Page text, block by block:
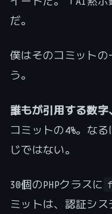
だ。
僕はそのコミット
う。
誰もが引用する数
コミットの4%。な
じではない。
30個のPHPクラスに
ミットは、認証シ